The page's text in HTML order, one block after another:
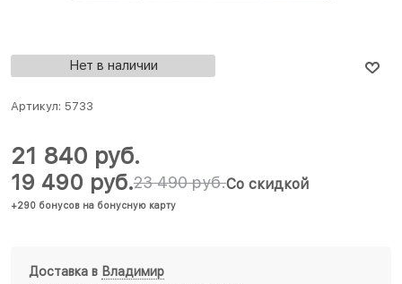
Нет в наличии
Артикул: 5733
23 490 руб.
19 490 руб.
+290 бонусов на бонусную карту
Со скидкой
21 840 руб.
Доставка в Владимир